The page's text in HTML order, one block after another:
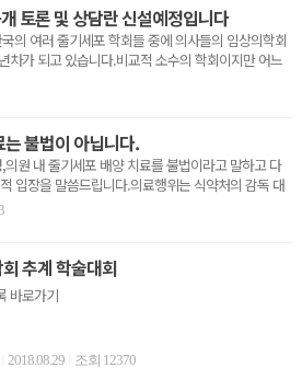
토론 및 상담란 신설예정입니다
의 여러 줄기세포 학회들 중에 의사들의 임상의학회
차가 되고 있습니다.비교적 소수의 학회이지만 어느
불법이 아닙니다.
원 내 줄기세포 배양 치료를 불법이라고 말하고 다
입장을 말씀드립니다.의료행위는 식약처의 감독 대
추계 학술대회
바로가기
2018.08.29 조회 12370